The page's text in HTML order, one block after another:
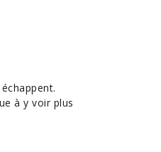
à y voir plus